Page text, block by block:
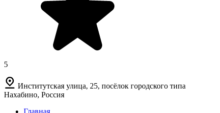
5
Институтская улица, 25, посёлок городского типа
Нахабино, Россия
Главная